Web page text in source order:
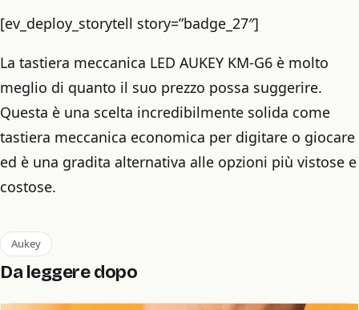
[ev_deploy_storytell story=”badge_27″]
La tastiera meccanica LED AUKEY KM-G6 è molto
meglio di quanto il suo prezzo possa suggerire.
Questa è una scelta incredibilmente solida come
tastiera meccanica economica per digitare o giocare
ed è una gradita alternativa alle opzioni più vistose e
costose.
Aukey
Da leggere dopo